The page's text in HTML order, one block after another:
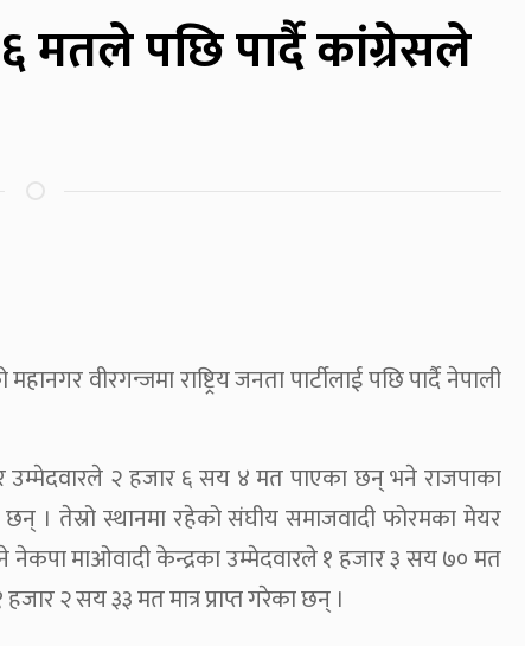
मतले पछि पार्दै कांग्रेसले
वीरगन्जमा राष्ट्रिय जनता पार्टीलाई पछि पार्दै नेपाली
उम्मेदवारले २ हजार ६ सय ४ मत पाएका छन् भने राजपाका
। तेस्रो स्थानमा रहेको संघीय समाजवादी फोरमका मेयर
माओवादी केन्द्रका उम्मेदवारले १ हजार ३ सय ७० मत
२ सय ३३ मत मात्र प्राप्त गरेका छन् ।